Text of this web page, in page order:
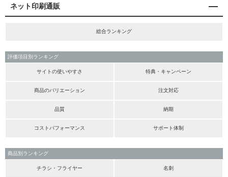
ネット印刷通販
総合ランキング
評価項目別ランキング
サイトの使いやすさ 特典・キャンペーン
商品のバリエーション 注文対応
品質 納期
コストパフォーマンス サポート体制
商品別ランキング
チラシ・フライヤー 名刺